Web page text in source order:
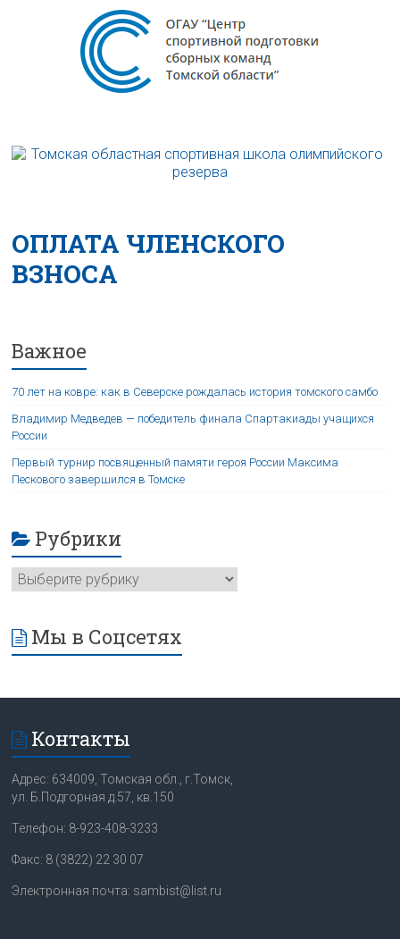
ОПЛАТА ЧЛЕНСКОГО
ВЗНОСА
Важное
70 лет на ковре: как в Северске рождалась история томского самбо
Владимир Медведев — победитель финала Спартакиады учащихся
России
Первый турнир посвященный памяти героя России Максима
Пескового завершился в Томске
Рубрики
Мы в Соцсетях
Контакты
Адрес: 634009, Томская обл., г.Томск,
ул. Б.Подгорная д.57, кв.150
Телефон: 8-923-408-3233
Факс: 8 (3822) 22 30 07
Электронная почта: sambist@list.ru